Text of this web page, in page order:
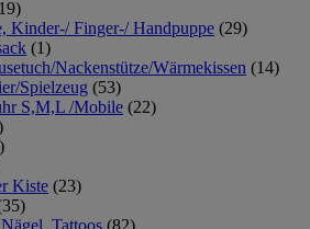
Kinder-/ Finger-/ Handpuppe (29)
(1)
Nackenstütze/Wärmekissen (14)
Spielzeug (53)
S,M,L /Mobile (22)
Kiste (23)
Tattoos (82)